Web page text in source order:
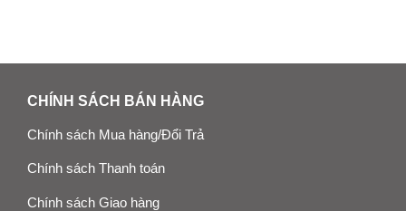
CHÍNH SÁCH BÁN HÀNG
Chính sách Mua hàng/Đổi Trả
Chính sách Thanh toán
Chính sách Giao hàng